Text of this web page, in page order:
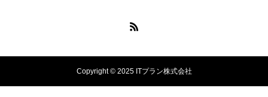
Copyright © 2025 ITプラン株式会社